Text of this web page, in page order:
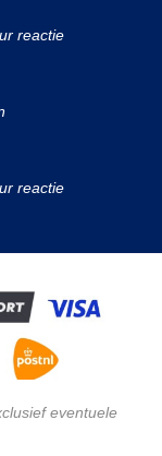
reactie
reactie
eventuele